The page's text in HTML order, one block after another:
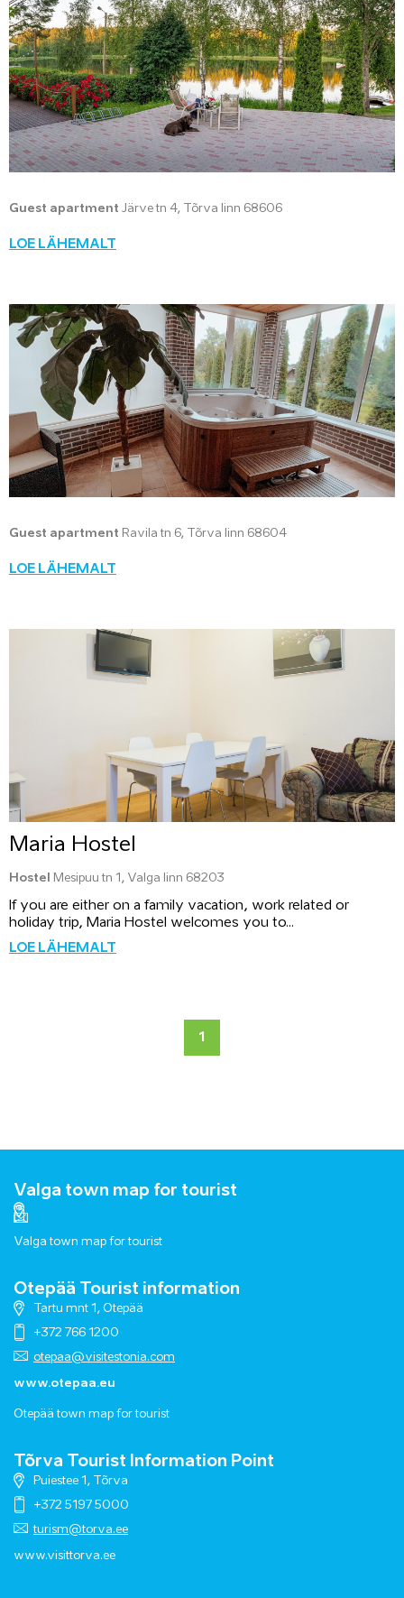
Guest apartment Järve tn 4, Tõrva linn 68606
LOE LÄHEMALT
Guest apartment Ravila tn 6, Tõrva linn 68604
LOE LÄHEMALT
Maria Hostel
Hostel Mesipuu tn 1, Valga linn 68203
If you are either on a family vacation, work related or
holiday trip, Maria Hostel welcomes you to...
LOE LÄHEMALT
1
Valga town map for tourist
Valga town map for tourist
Otepää Tourist information
Tartu mnt 1, Otepää
+372 766 1200
otepaa@visitestonia.com
www.otepaa.eu
Otepää town map for tourist
Tõrva Tourist Information Point
Puiestee 1, Tõrva
+372 5197 5000
turism@torva.ee
www.visittorva.ee